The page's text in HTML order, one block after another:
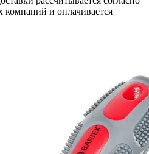
компаний и оплачивается